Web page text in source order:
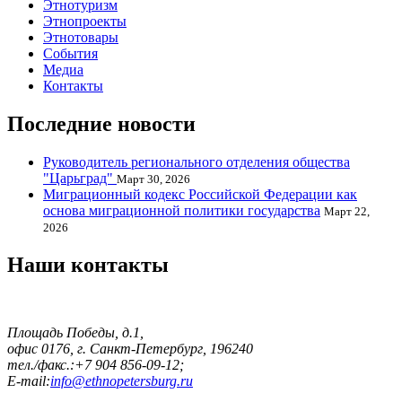
Этнотуризм
Этнопроекты
Этнотовары
События
Медиа
Контакты
Последние новости
Руководитель регионального отделения общества
"Царьград" Март 30, 2026
Миграционный кодекс Российской Федерации как
основа миграционной политики государства Март 22,
2026
Наши контакты
Площадь Победы, д.1,
офис 0176, г. Санкт-Петербург, 196240
тел./факс.:+7 904 856-09-12;
E-mail:info@ethnopetersburg.ru